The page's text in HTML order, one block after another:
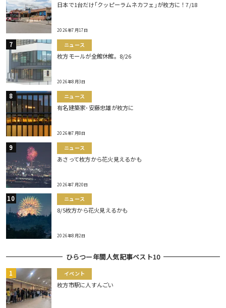
日本で1台だけ｢クッピーラムネカフェ｣が枚方に！7/18
2026年7月17日
ニュース
枚方モールが全館休館。8/26
2026年8月3日
ニュース
有名建築家･安藤忠雄が枚方に
2026年7月8日
ニュース
あさって枚方から花火見えるかも
2026年7月20日
ニュース
8/5枚方から花火見えるかも
2026年8月2日
ひらつー年間人気記事ベスト10
イベント
枚方市駅に人すんごい